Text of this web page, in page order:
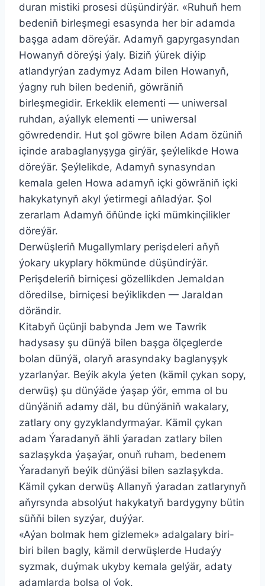
duran mistiki prosesi düşündirýär. «Ruhuň hem
bedeniň birleşmegi esasynda her bir adamda
başga adam döreýär. Adamyň gapyrgasyndan
Howanyň döreýşi ýaly. Biziň ýürek diýip
atlandyrýan zadymyz Adam bilen Howanyň,
ýagny ruh bilen bedeniň, göwräniň
birleşmegidir. Erkeklik elementi — uniwersal
ruhdan, aýallyk elementi — uniwersal
göwredendir. Hut şol göwre bilen Adam özüniň
içinde arabaglanyşyga girýär, şeýlelikde Howa
döreýär. Şeýlelikde, Adamyň synasyndan
kemala gelen Howa adamyň içki göwräniň içki
hakykatynyň akyl ýetirmegi aňladýar. Şol
zerarlam Adamyň öňünde içki mümkinçilikler
döreýär.
Derwüşleriň Mugallymlary perişdeleri aňyň
ýokary ukyplary hökmünde düşündirýär.
Perişdeleriň birniçesi gözellikden Jemaldan
döredilse, birniçesi beýiklikden — Jaraldan
dörändir.
Kitabyň üçünji babynda Jem we Tawrik
hadysasy şu dünýä bilen başga ölçeglerde
bolan dünýä, olaryň arasyndaky baglanyşyk
yzarlanýar. Beýik akyla ýeten (kämil çykan sopy,
derwüş) şu dünýäde ýaşap ýör, emma ol bu
dünýäniň adamy däl, bu dünýäniň wakalary,
zatlary ony gyzyklandyrmaýar. Kämil çykan
adam Ýaradanyň ähli ýaradan zatlary bilen
sazlaşykda ýaşaýar, onuň ruham, bedenem
Ýaradanyň beýik dünýäsi bilen sazlaşykda.
Kämil çykan derwüş Allanyň ýaradan zatlarynyň
aňyrsynda absolýut hakykatyň bardygyny bütin
süňňi bilen syzýar, duýýar.
«Aýan bolmak hem gizlemek» adalgalary biri-
biri bilen bagly, kämil derwüşlerde Hudaýy
syzmak, duýmak ukyby kemala gelýär, adaty
adamlarda bolsa ol ýok.